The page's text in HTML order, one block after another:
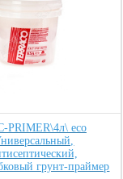
PRIMER\4л\ eco
грунт-праймер